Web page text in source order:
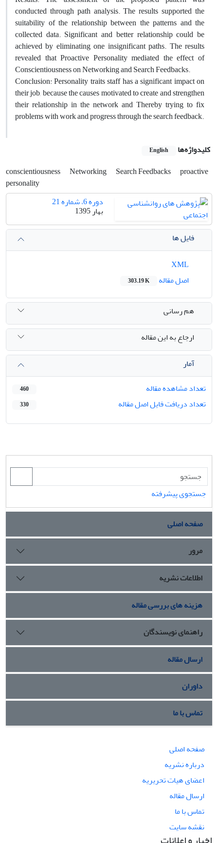
conducted through path analysis. The results supported the
suitability of the relationship between the patterns and the
collected data. Significant and better relationship could be
achieved by eliminating one insignificant paths. The results
revealed that Proactive Personality mediated the effect of
Conscientiousness on Networking and Search Feedbacks.
Conclusion: Personality traits staff has a significant impact on
their job, because the causes motivated to create and strengthen
their relationship in the network and Thereby trying to fix
problems with work and progress through the search feedback.
کلیدواژه‌ها English
conscientiousness Networking Search Feedbacks
proactive
personality
دوره 6، شماره 21
بهار 1395
فایل ها
اصل مقاله
303.19 K
هم رسانی
ارجاع به این مقاله
آمار
تعداد مشاهده مقاله
460
تعداد دریافت فایل اصل مقاله 330
جستجوی پیشرفته
صفحه اصلی
مرور
اطلاعات نشریه
هزینه های بررسی مقاله
راهنمای نویسندگان
ارسال مقاله
داوران
تماس با ما
صفحه اصلی
درباره نشریه
اعضای هیات تحریریه
ارسال مقاله
تماس با ما
نقشه سایت